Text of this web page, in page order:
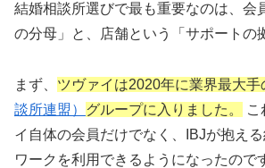
📱
1分で完了
・デジタル資料
複数の結婚相談所を効率的に比較検
せた厳選17社の資料を無料で一括請
結婚相談所選びで最も重要なのは、会
の分母」と、店舗という「サポートの
まず、 ツヴァイは2020年に業界最大手
談所連盟） グループに入りました。
こ
イ自体の会員だけでなく、IBJが抱え
ワークを利用できるようになったので